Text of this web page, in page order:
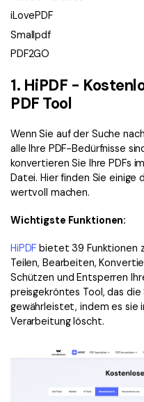
iLovePDF
Smallpdf
PDF2GO
1. HiPDF -
PDF Tool
Wenn Sie auf der Suche
alle Ihre PDF-Bedürfnisse
konvertieren Sie Ihre PDFs
Datei. Hier finden Sie einige
wertvoll machen.
Wichtigste Funktionen:
HiPDF bietet 39 Funktionen
Teilen, Bearbeiten,
Schützen und Entsperren
preisgekröntes Tool, das
gewährleistet, indem es sie
Verarbeitung löscht.